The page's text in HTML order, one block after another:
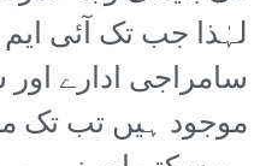
لہٰذا جب تک آئی
سامراجی ادارے
موجود ہیں تب تک